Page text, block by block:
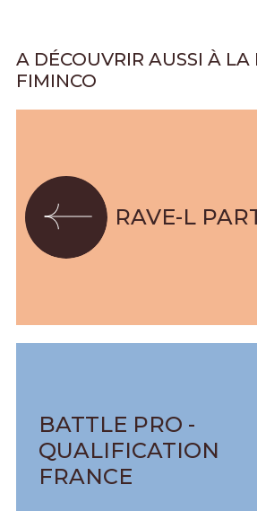
A DÉCOUVRIR AUSSI À
FIMINCO
RAVE-L
BATTLE PRO -
QUALIFICATION
FRANCE